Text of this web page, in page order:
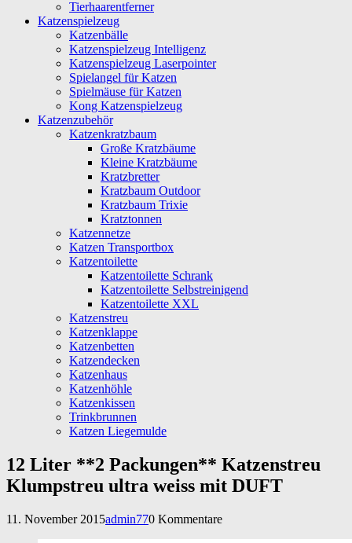
Tierhaarentferner
Katzenspielzeug
Katzenbälle
Katzenspielzeug Intelligenz
Katzenspielzeug Laserpointer
Spielangel für Katzen
Spielmäuse für Katzen
Kong Katzenspielzeug
Katzenzubehör
Katzenkratzbaum
Große Kratzbäume
Kleine Kratzbäume
Kratzbretter
Kratzbaum Outdoor
Kratzbaum Trixie
Kratztonnen
Katzennetze
Katzen Transportbox
Katzentoilette
Katzentoilette Schrank
Katzentoilette Selbstreinigend
Katzentoilette XXL
Katzenstreu
Katzenklappe
Katzenbetten
Katzendecken
Katzenhaus
Katzenhöhle
Katzenkissen
Trinkbrunnen
Katzen Liegemulde
12 Liter **2 Packungen** Katzenstreu
Klumpstreu ultra weiss mit DUFT
11. November 2015admin770 Kommentare